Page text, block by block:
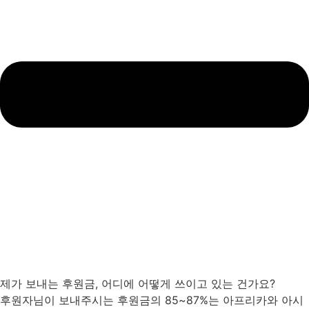
제가 보내는 후원금, 어디에 어떻게 쓰이고 있는 건가요?
후원자님이 보내주시는 후원금의 85~87%는 아프리카와 아시